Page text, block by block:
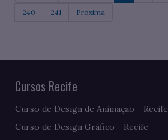
240 241 Próxima
Cursos Recife
Curso de Design de Animação - Recife
Curso de Design Gráfico - Recife